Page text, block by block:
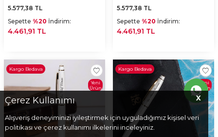
X
Çerez Kullanımı
Alışveriş deneyiminizi iyileştirmek için uyguladığımız kişisel veri
politikası ve çerez kullanımı ilkelerini inceleyiniz.
5.577,38 TL
Sepette %20 İndirim:
4.461,91 TL
5.577,38 TL
Sepette %20 İndirim:
4.461,91 TL
Kargo Bedava
Yeni
Ürün
Kargo Bedava
Yeni
Ürün